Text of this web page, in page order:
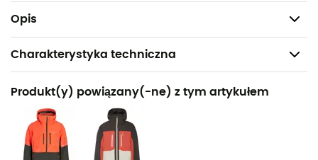
OpisProfilowane nogawki z otworami wentylacyjnymi
Charakterystyka techniczna
Polecane dla
Narciarstwo zjazdowe / Narty freeride
Rodzaj
Mężczyźni
Produkt(y) powiązany(-ne) z tym artykułem